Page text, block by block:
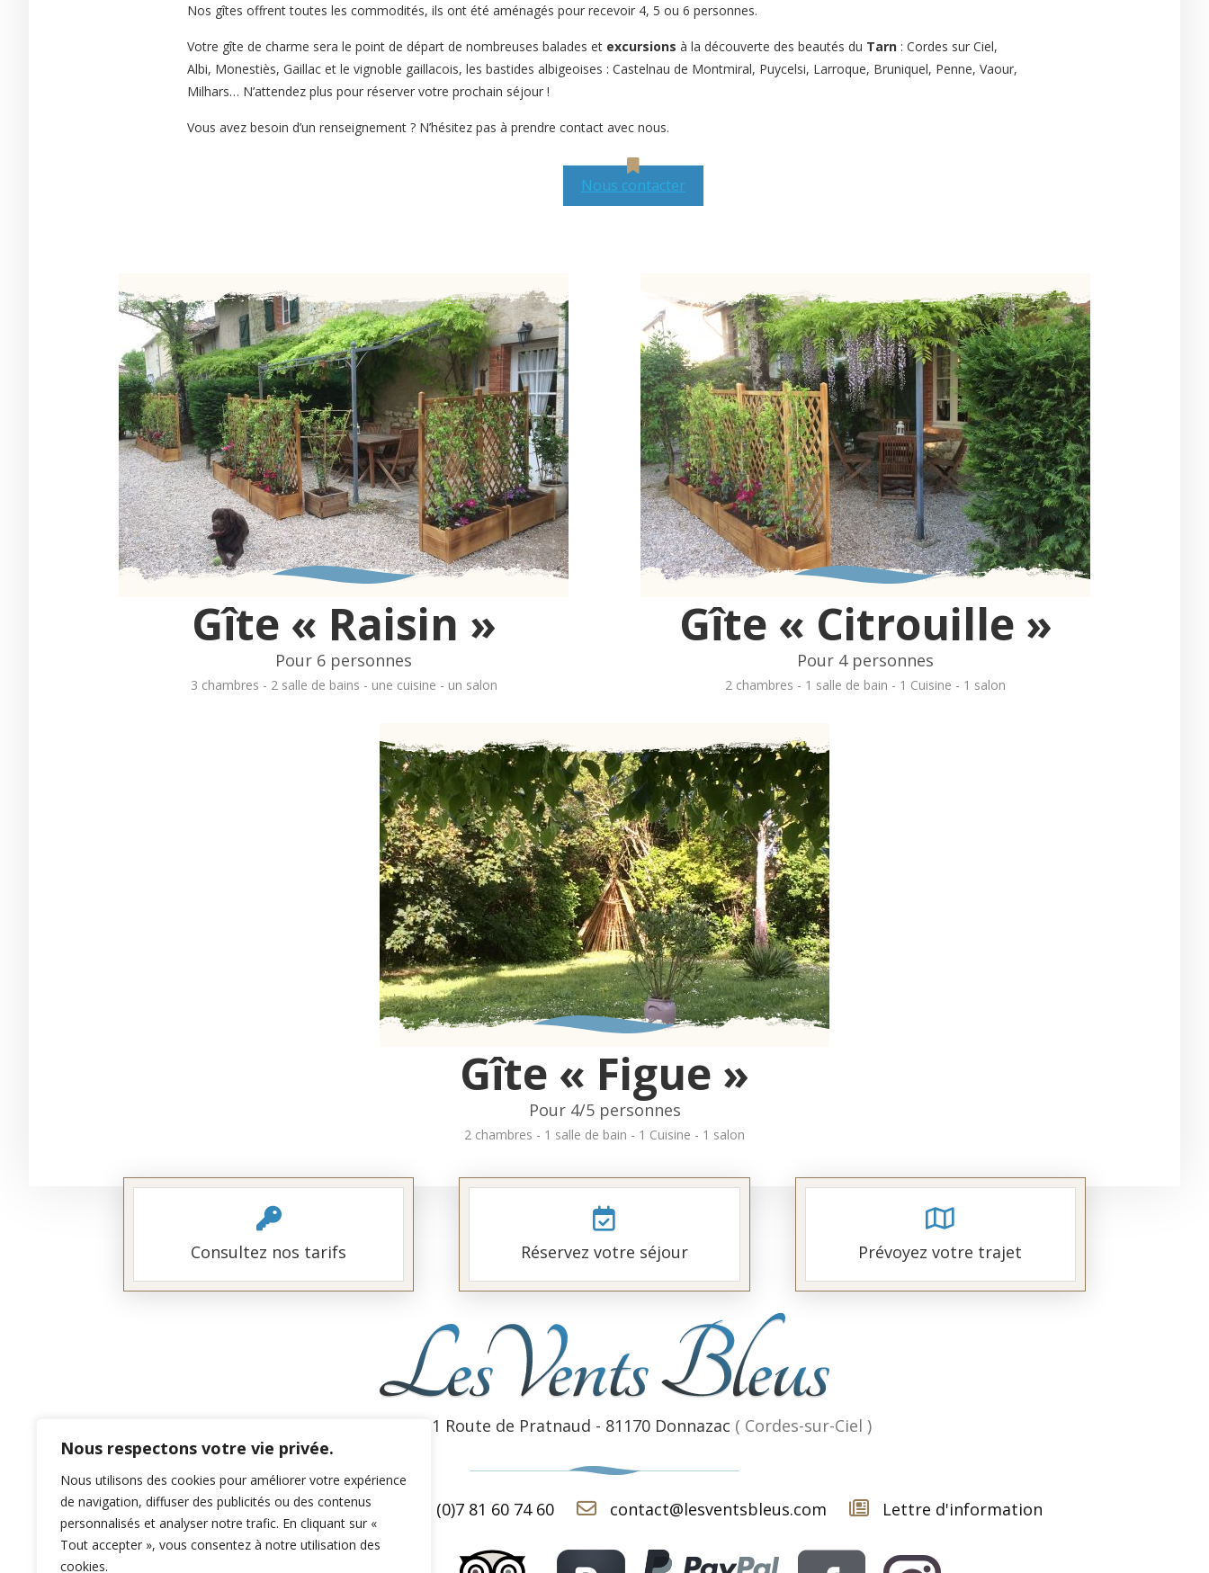
Nous respectons votre vie privée.
Nous utilisons des cookies pour améliorer votre expérience
de navigation, diffuser des publicités ou des contenus
personnalisés et analyser notre trafic. En cliquant sur «
Tout accepter », vous consentez à notre utilisation des
cookies.
Nos gîtes offrent toutes les commodités, ils ont été aménagés pour recevoir 4, 5 ou 6 personnes.
Votre gîte de charme sera le point de départ de nombreuses balades et excursions à la découverte des beautés du Tarn : Cordes sur Ciel,
Albi, Monestiès, Gaillac et le vignoble gaillacois, les bastides albigeoises : Castelnau de Montmiral, Puycelsi, Larroque, Bruniquel, Penne, Vaour,
Milhars… N’attendez plus pour réserver votre prochain séjour !
Vous avez besoin d’un renseignement ? N’hésitez pas à prendre contact avec nous.
Nous contacter
Gîte « Raisin »
Pour 6 personnes
3 chambres - 2 salle de bains - une cuisine - un salon
Gîte « Citrouille »
Pour 4 personnes
2 chambres - 1 salle de bain - 1 Cuisine - 1 salon
Gîte « Figue »
Pour 4/5 personnes
2 chambres - 1 salle de bain - 1 Cuisine - 1 salon
Consultez nos tarifs Réservez votre séjour Prévoyez votre trajet
Le Bourg - 21 Route de Pratnaud - 81170 Donnazac ( Cordes-sur-Ciel )
+33 (0)5 63 56 86 11 +33 (0)7 81 60 74 60 contact@lesventsbleus.com Lettre d'information